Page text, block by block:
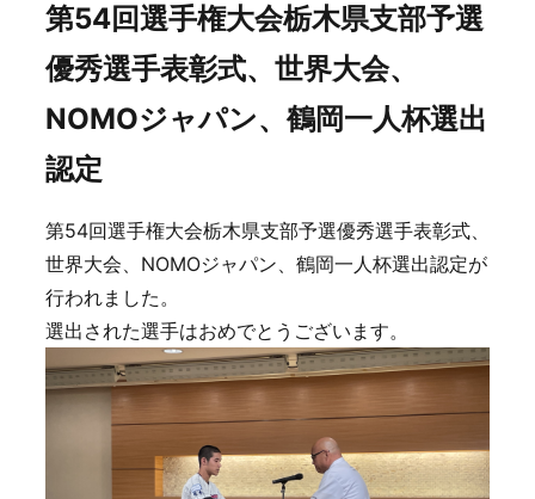
第54回選手権大会栃木県支部予選
優秀選手表彰式、世界大会、
NOMOジャパン、鶴岡一人杯選出
認定
第54回選手権大会栃木県支部予選優秀選手表彰式、
世界大会、NOMOジャパン、鶴岡一人杯選出認定が
行われました。
選出された選手はおめでとうございます。